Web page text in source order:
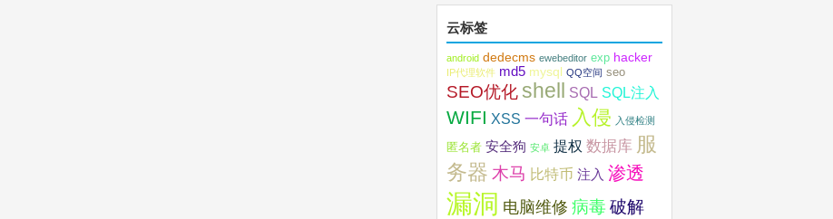
云标签
android dedecms ewebeditor exp hacker
IP代理软件 md5 mysql QQ空间 seo
SEO优化 shell SQL SQL注入
WIFI XSS 一句话 入侵 入侵检测
匿名者 安全狗 安卓 提权 数据库 服
务器 木马 比特币 注入 渗透
漏洞 电脑维修 病毒 破解